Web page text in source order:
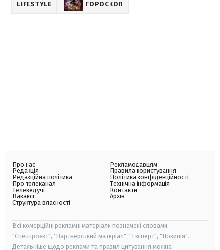
LIFESTYLE ГОРОСКОП
Про нас
Редакція
Редакційна політика
Про телеканал
Телеведучі
Вакансії
Структура власності
Рекламодавцям
Правила користування
Політика конфіденційності
Технічна інформація
Контакти
Архів
Всі комерційні рекламні матеріали позначені словами
"Спецпроєкт", "Партнерський матеріал", "Експерт", "Позиція".
Детальніше щодо реклами та правил цитування можна